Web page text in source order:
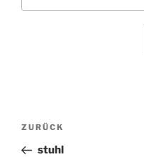
Beitragsnavigation
Vorheriger
Beitrag
ZURÜCK
stuhl